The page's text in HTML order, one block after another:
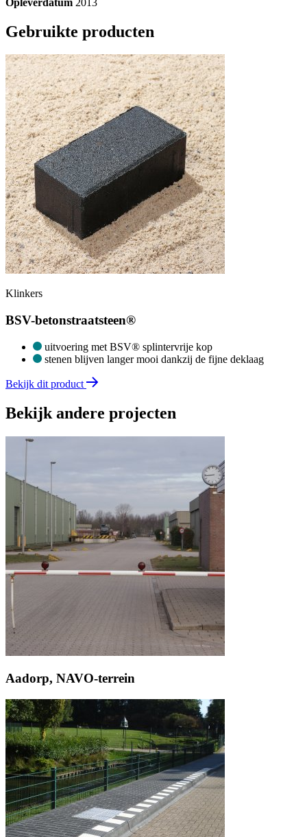
Gebruikte producten
Klinkers
BSV-betonstraatsteen®
uitvoering met BSV® splintervrije kop
stenen blijven langer mooi dankzij de fijne deklaag
Bekijk dit product
Bekijk andere projecten
Aadorp, NAVO-terrein